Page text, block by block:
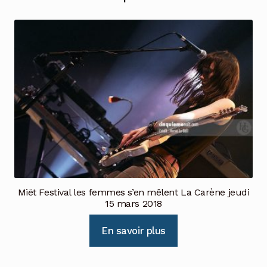
Miët Festival les femmes s’en mêlent La Carène jeudi
15 mars 2018
En savoir plus